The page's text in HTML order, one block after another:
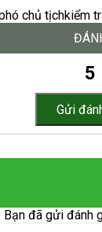
chủ tịchkiểm
5
Bạn đã gửi đánh